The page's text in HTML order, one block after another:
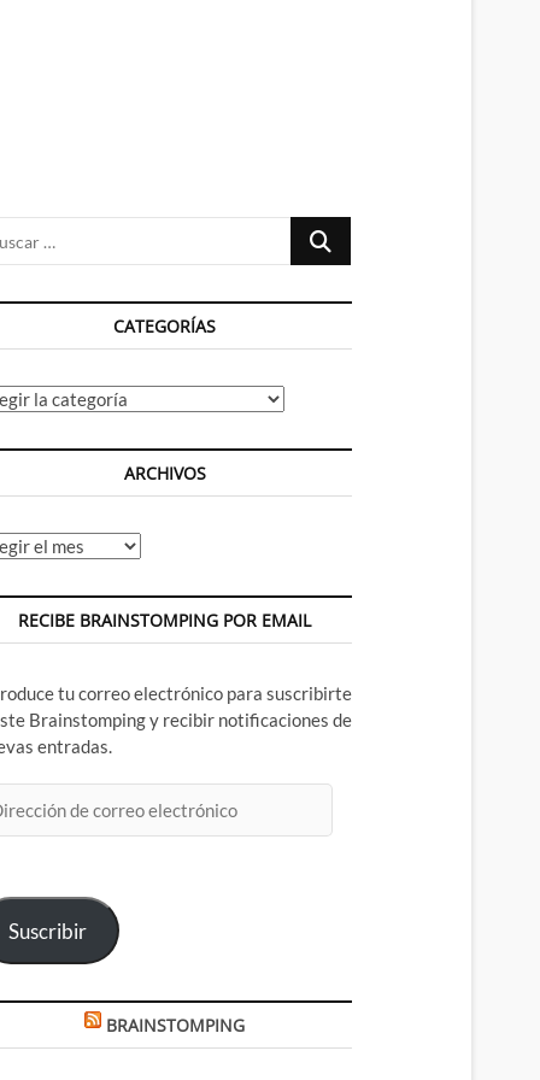
Buscar
CATEGORÍAS
ARCHIVOS
RECIBE BRAINSTOMPING POR EMAIL
tu correo electrónico para suscribirte
Brainstomping y recibir notificaciones de
entradas.
Suscribir
BRAINSTOMPING